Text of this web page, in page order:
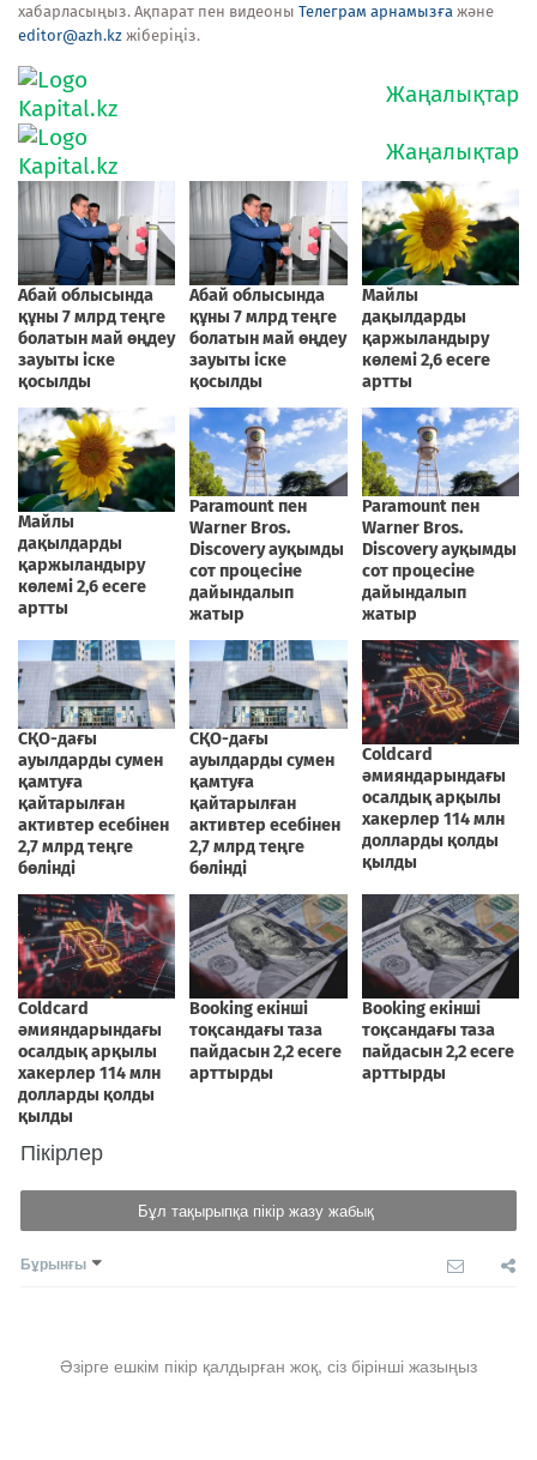
хабарласыңыз. Ақпарат пен видеоны Телеграм арнамызға және
editor@azh.kz жіберіңіз.
Пікірлер
Бұл тақырыпқа пікір жазу жабық
Бұрынғы
Әзірге ешкім пікір қалдырған жоқ, сіз бірінші жазыңыз